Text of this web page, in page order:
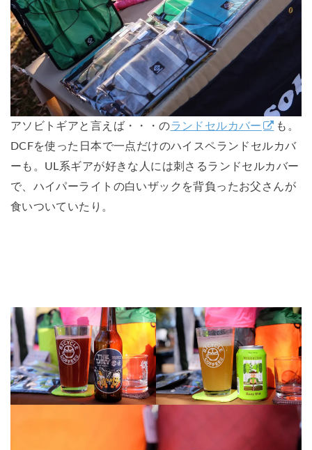
アソビトギアと言えば・・・のランドセルカバー
も。
DCFを使った日本で一点だけのハイスペランドセルカバ
ーも。UL系ギアが好きな人には刺さるランドセルカバー
で、ハイパーライトの白いザックを背負ったお父さんが
食いついていたり。